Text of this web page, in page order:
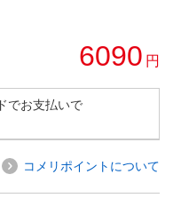
6090 円
でお支払いで
コメリポイントについて